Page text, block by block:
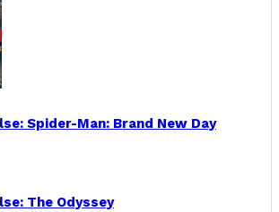
Spider-Man: Brand New Day
The Odyssey